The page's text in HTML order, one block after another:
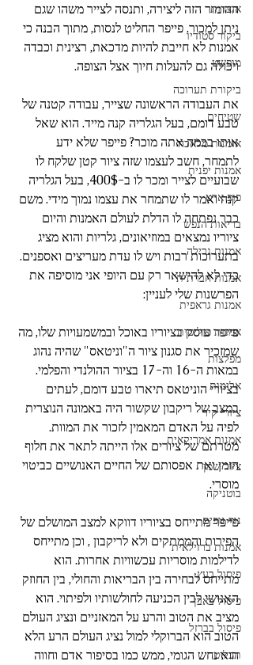
אוצרות
ביקור סטודיו
מופשט
ביקורת תערוכה
שטיחים
אומנות מלאכה
אמנות יפנית
פופ ארט
בריאות הנפש
אמנות גרילה
אמנות חברתית
אמנות גראפית
אמנות פוליטית
מפלצות
אלימות
ציורי קיר
אמנות אמריקאית
ציור שמן
בוטניקה
נוף נופים
אמנות ברזילאית
פיסול בעץ
פיסול באבן
פיסול בברזל
תבליט
ההומור הזה ליצירה, ותנסה לצייר משהו שגם
ניתן למכור. פייפר החליט לנסות, מתוך הבנה כי
אמנות לא חייבת להיות מדכאת, רצינית וכבדה
ויכולה גם להעלות חיוך אצל הצופה.
את העבודה הראשונה שצייר, עבודה קטנה של
טבע דומם, בעל הגלריה קנה מייד. הוא שאל
אותו בכמה אתה מוכר? פייפר שלא ידע
לתמחר, חשב לעצמו שזה ציור קטן שלקח לו
שבועיים לצייר ומכר לו ב-400$, בעל הגלריה
קנה ואמר לו שתמחר את עצמו נמוך מידי. משם
כבר נפתחה לו הדלת לעולם האמנות והיום
ציוריו נמצאים במוזיאונים, גלריות והוא מציג
בתערוכות רבות ויש לו עדת מעריצים ואספנים.
כדי לא להישאר רק עם היופי אני מוסיפה את
הפרשנות שלי לעניין:
פייפר עוסק בציוריו באוכל ובמשמעויות שלו, מה
שמזכיר את סגנון ציור ה"וניטאס" שהיה נהוג
במאות ה-16 וה-17 בציור ההולנדי והפלמי.
בציורי הוניטאס תיארו טבע דומם, לעתים
במצב של ריקבון שקשור היה באמונה הנוצרית
לפיה על האדם המאמין לזכור את המוות.
מטרתם של ציורים אלו הייתה לתאר את חלוף
הזמן ואת אפסותם של החיים האנושיים כביטוי
מוסרי.
פייפר מתייחס בציוריו דווקא למצב המושלם של
הפירות והממתקים ולא לריקבון , וכן מתייחס
לדילמות מוסריות עכשוויות אחרות. הוא
מתייחס לבחירה בין הבריאות והחולי, בין החוזק
האנושי לבין הכניעה לחולשותיו ולפיתוי. הוא
מציב את הטוב והרע על המאזניים ונציג העולם
הטוב הוא הברוקלי למול נציג העולם הרע הלא
הוא נחש הגומי, ממש כמו בסיפור אדם וחווה